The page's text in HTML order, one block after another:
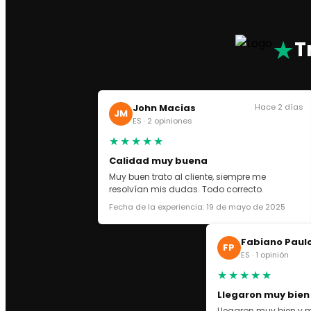
ASICS GEL NYC
ASICS KAYANO
OFF WHITE
GOLDEN GOOSE
DOLCE GABBANA
CHRISTIAN LOUBOUTIN
★
JM John Macias
ES · 2 opiniones
Hace 2 días
★★★★★
Calidad muy buena
Muy buen trato al cliente, siempre me
resolvían mis dudas. Todo correcto.
Fecha de la experiencia: 19 de mayo de 2025
FP Fabiano
ES · 1 opinión
★★★★★
Llegaron muy bien